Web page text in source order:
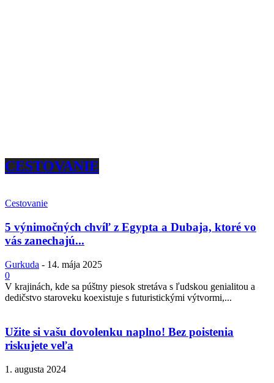
CESTOVANIE
Cestovanie
5 výnimočných chvíľ z Egypta a Dubaja, ktoré vo
vás zanechajú...
Gurkuda - 14. mája 2025
0
V krajinách, kde sa púštny piesok stretáva s ľudskou genialitou a
dedičstvo staroveku koexistuje s futuristickými výtvormi,...
Užite si vašu dovolenku naplno! Bez poistenia
riskujete veľa
1. augusta 2024